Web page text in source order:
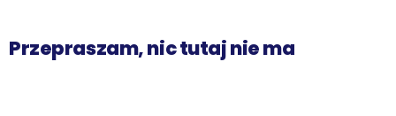
Przepraszam, nic tutaj nie ma